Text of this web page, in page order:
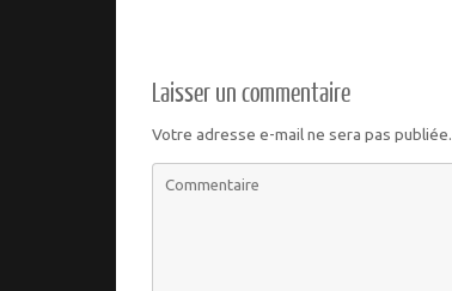
Laisser un commentaire
Votre adresse e-mail ne sera pas publiée.